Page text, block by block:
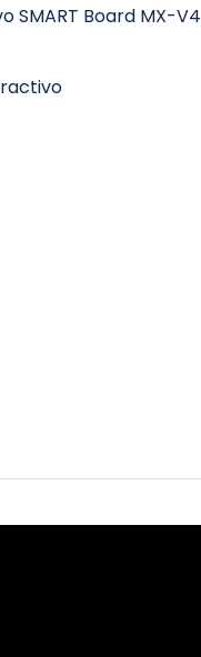
SMART Board MX-V4